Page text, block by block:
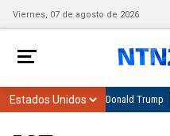
Viernes, 07 de agosto de 2026
Donald Trump